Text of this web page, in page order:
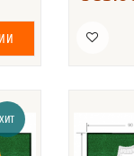
ХИТ